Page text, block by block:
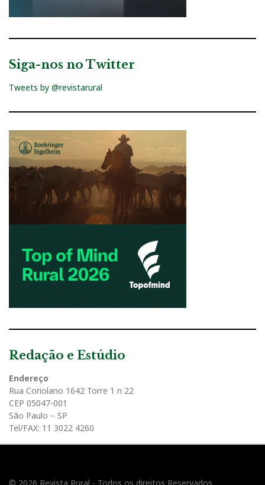
Siga-nos no Twitter
Tweets by @revistarural
Redação e Estúdio
Endereço
Rua Coriolano 1642 Torre 1 n 22
CEP 05047-001
São Paulo – SP
Tel/FAX: 11 3022 4260